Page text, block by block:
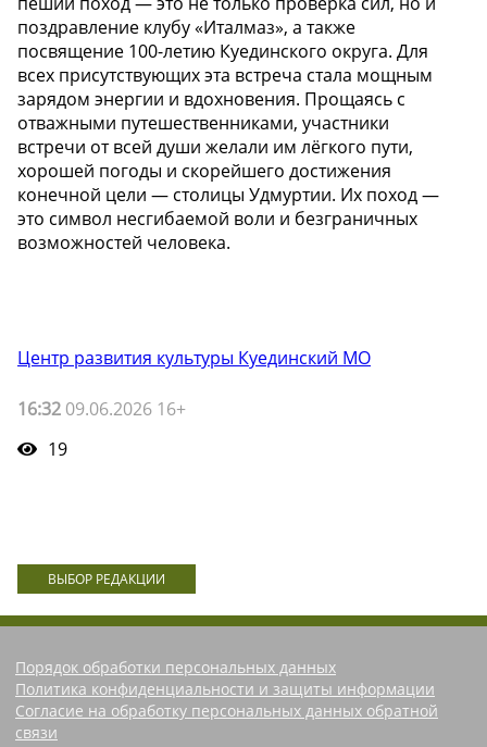
поздравление клубу «Италмаз», а также
посвящение 100-летию Куединского округа. Для
всех присутствующих эта встреча стала мощным
зарядом энергии и вдохновения. Прощаясь с
отважными путешественниками, участники
встречи от всей души желали им лёгкого пути,
хорошей погоды и скорейшего достижения
конечной цели — столицы Удмуртии. Их поход —
это символ несгибаемой воли и безграничных
возможностей человека.
Центр развития культуры Куединский МО
16:32 09.06.2026 16+
19
ВЫБОР РЕДАКЦИИ
Порядок обработки персональных данных
Политика конфиденциальности и защиты информации
Согласие на обработку персональных данных обратной
связи